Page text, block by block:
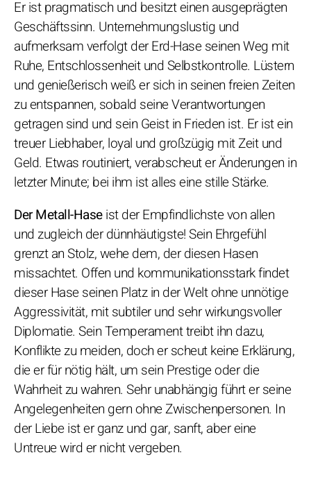
Er ist pragmatisch und besitzt einen ausgeprägten
Geschäftssinn. Unternehmungslustig und
aufmerksam verfolgt der Erd-Hase seinen Weg mit
Ruhe, Entschlossenheit und Selbstkontrolle. Lüstern
und genießerisch weiß er sich in seinen freien Zeiten
zu entspannen, sobald seine Verantwortungen
getragen sind und sein Geist in Frieden ist. Er ist ein
treuer Liebhaber, loyal und großzügig mit Zeit und
Geld. Etwas routiniert, verabscheut er Änderungen in
letzter Minute; bei ihm ist alles eine stille Stärke.
Der Metall-Haseist der Empfindlichste von allen
und zugleich der dünnhäutigste! Sein Ehrgefühl
grenzt an Stolz, wehe dem, der diesen Hasen
missachtet. Offen und kommunikationsstark findet
dieser Hase seinen Platz in der Welt ohne unnötige
Aggressivität, mit subtiler und sehr wirkungsvoller
Diplomatie. Sein Temperament treibt ihn dazu,
Konflikte zu meiden, doch er scheut keine Erklärung,
die er für nötig hält, um sein Prestige oder die
Wahrheit zu wahren. Sehr unabhängig führt er seine
Angelegenheiten gern ohne Zwischenpersonen. In
der Liebe ist er ganz und gar, sanft, aber eine
Untreue wird er nicht vergeben.